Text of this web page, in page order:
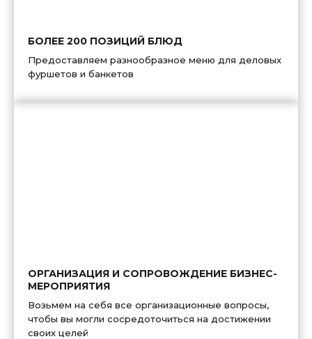
БОЛЕЕ 200 ПОЗИЦИЙ БЛЮД
Предоставляем разнообразное меню для деловых
фуршетов и банкетов
ОРГАНИЗАЦИЯ И СОПРОВОЖДЕНИЕ БИЗНЕС-
МЕРОПРИЯТИЯ
Возьмем на себя все организационные вопросы,
чтобы вы могли сосредоточиться на достижении
своих целей